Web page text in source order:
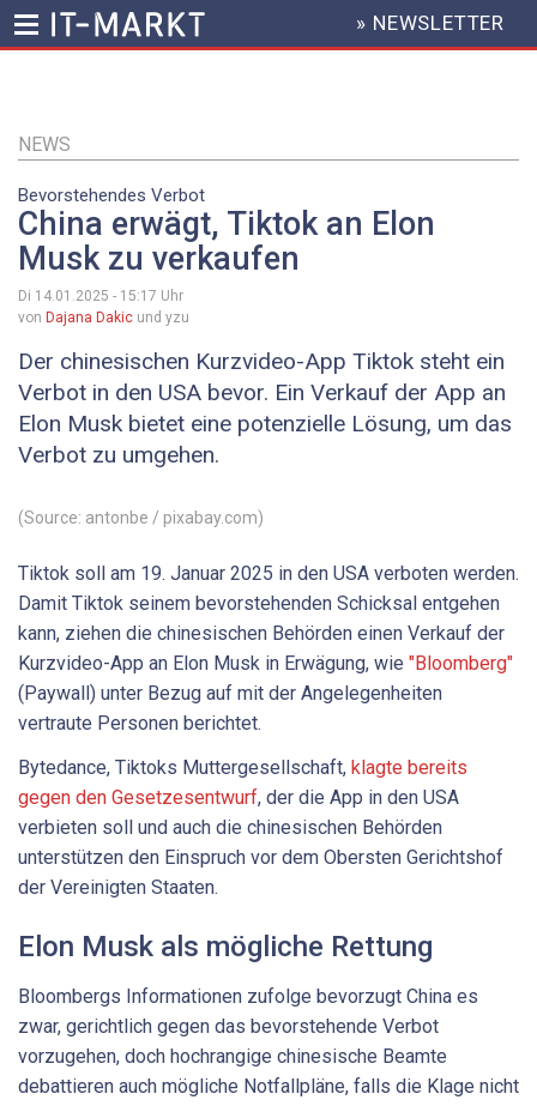
Inhalt
HEADER
MENU
» NEWSLETTER
NEWS
Bevorstehendes Verbot
China erwägt, Tiktok an Elon
Musk zu verkaufen
Di 14.01.2025 - 15:17 Uhr
von Dajana Dakic und yzu
Der chinesischen Kurzvideo-App Tiktok steht ein
Verbot in den USA bevor. Ein Verkauf der App an
Elon Musk bietet eine potenzielle Lösung, um das
Verbot zu umgehen.
(Source: antonbe / pixabay.com)
Tiktok soll am 19. Januar 2025 in den USA verboten werden.
Damit Tiktok seinem bevorstehenden Schicksal entgehen
kann, ziehen die chinesischen Behörden einen Verkauf der
Kurzvideo-App an Elon Musk in Erwägung, wie "Bloomberg"
(Paywall) unter Bezug auf mit der Angelegenheiten
vertraute Personen berichtet.
Bytedance, Tiktoks Muttergesellschaft, klagte bereits
gegen den Gesetzesentwurf, der die App in den USA
verbieten soll und auch die chinesischen Behörden
unterstützen den Einspruch vor dem Obersten Gerichtshof
der Vereinigten Staaten.
Elon Musk als mögliche Rettung
Bloombergs Informationen zufolge bevorzugt China es
zwar, gerichtlich gegen das bevorstehende Verbot
vorzugehen, doch hochrangige chinesische Beamte
debattieren auch mögliche Notfallpläne, falls die Klage nicht